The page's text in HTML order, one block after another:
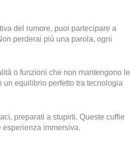
del rumore, puoi partecipare a
perderai più una parola, ogni
o funzioni che non mantengono le
un equilibrio perfetto tra tecnologia
preparati a stupirti. Queste cuffie
immersiva.